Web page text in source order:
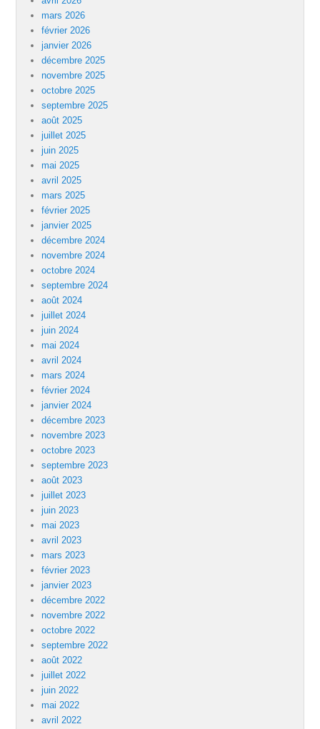
mars 2026
février 2026
janvier 2026
décembre 2025
novembre 2025
octobre 2025
septembre 2025
août 2025
juillet 2025
juin 2025
mai 2025
avril 2025
mars 2025
février 2025
janvier 2025
décembre 2024
novembre 2024
octobre 2024
septembre 2024
août 2024
juillet 2024
juin 2024
mai 2024
avril 2024
mars 2024
février 2024
janvier 2024
décembre 2023
novembre 2023
octobre 2023
septembre 2023
août 2023
juillet 2023
juin 2023
mai 2023
avril 2023
mars 2023
février 2023
janvier 2023
décembre 2022
novembre 2022
octobre 2022
septembre 2022
août 2022
juillet 2022
juin 2022
mai 2022
avril 2022